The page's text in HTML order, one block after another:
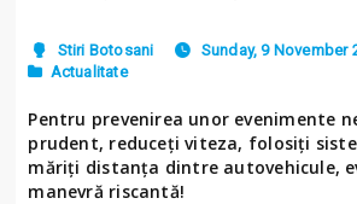
Stiri Botosani
Sunday, 9 November
Actualitate
Pentru prevenirea unor evenimente
prudent, reduceți viteza, folosiți
măriți distanța dintre autovehicule,
manevră riscantă!